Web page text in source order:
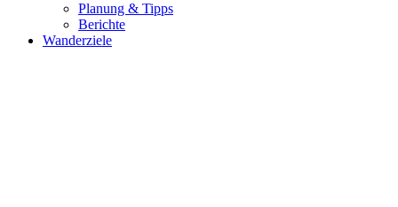
Planung & Tipps
Berichte
Wanderziele